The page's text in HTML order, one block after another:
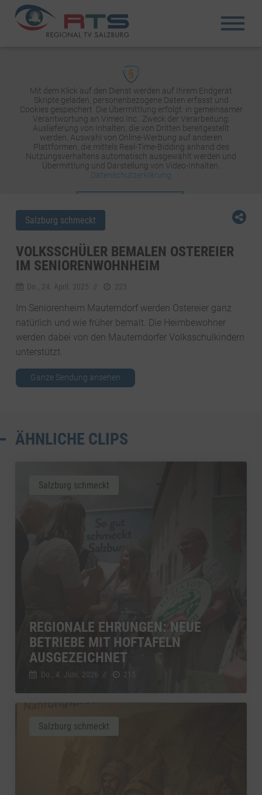
Mit dem Klick auf den Dienst werden auf Ihrem Endgerät
Skripte geladen, personenbezogene Daten erfasst und
Cookies gespeichert. Die Übermittlung erfolgt: in gemeinsamer
Verantwortung an Vimeo Inc.. Zweck der Verarbeitung:
Auslieferung von Inhalten, die von Dritten bereitgestellt
werden, Auswahl von Online-Werbung auf anderen
Plattformen, die mittels Real-Time-Bidding anhand des
Nutzungsverhaltens automatisch ausgewählt werden und
Übermittlung und Darstellung von Video-Inhalten.
Datenschutzerklärung
Salzburg schmeckt
VOLKSSCHÜLER BEMALEN OSTEREIER
IM SENIORENWOHNHEIM
Do., 24. April. 2025 223
Im Seniorenheim Mauterndorf werden Ostereier ganz
natürlich und wie früher bemalt. Die Heimbewohner
werden dabei von den Mauterndorfer Volksschulkindern
unterstützt.
Ganze Sendung ansehen
ÄHNLICHE CLIPS
REGIONALE EHRUNGEN: NEUE
BETRIEBE MIT HOFTAFELN
AUSGEZEICHNET
Do., 4. Juni. 2026 // 215
Salzburg schmeckt
Salzburg schmeckt